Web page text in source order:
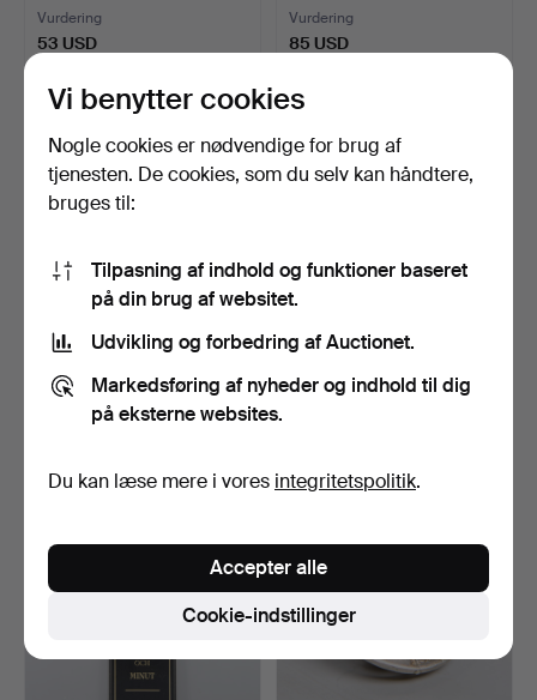
Vurdering
53 USD
Vurdering
85 USD
OKÄND KONSTNÄR.
20 timer
Vurdering
CLAESSON KOIVISTO
20 timer
Vi benytter cookies
Nogle cookies er nødvendige for brug af
tjenesten. De cookies, som du selv kan håndtere,
bruges til:
Tilpasning af indhold og funktioner baseret
på din brug af websitet.
Udvikling og forbedring af Auctionet.
Markedsføring af nyheder og indhold til dig
på eksterne websites.
Du kan læse mere i vores integritetspolitik.
Cookie-indstillinger
Accepter alle